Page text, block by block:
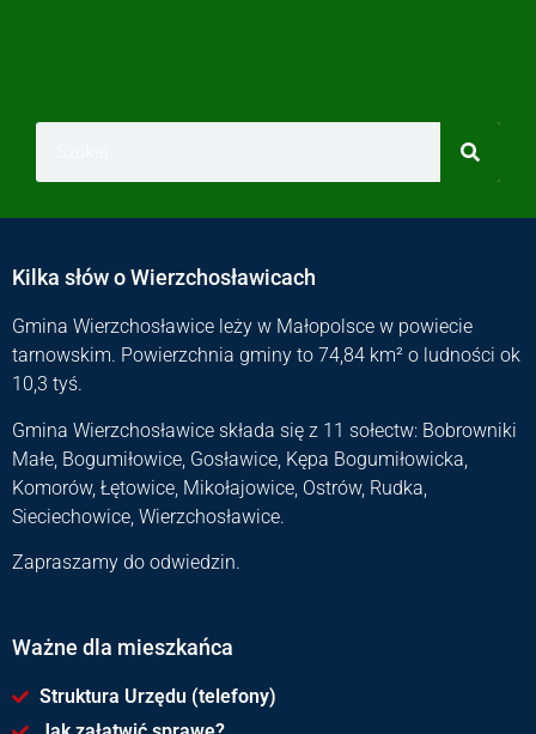
Kilka słów o Wierzchosławicach
Gmina Wierzchosławice leży w Małopolsce w powiecie
tarnowskim. Powierzchnia gminy to 74,84 km² o ludności ok
10,3 tyś.
Gmina Wierzchosławice składa się z 11 sołectw: Bobrowniki
Małe, Bogumiłowice, Gosławice, Kępa Bogumiłowicka,
Komorów, Łętowice, Mikołajowice, Ostrów, Rudka,
Sieciechowice, Wierzchosławice.
Zapraszamy do odwiedzin.
Ważne dla mieszkańca
Struktura Urzędu (telefony)